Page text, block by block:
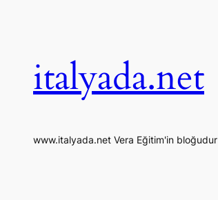
italyada.net
www.italyada.net Vera Eğitim'in bloğudur